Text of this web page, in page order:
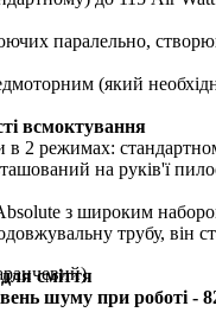
паралельно,
(який
всмоктування
2 режимах:
на руків'ї
з широким
трубу, він
сміття
шуму при роботі -